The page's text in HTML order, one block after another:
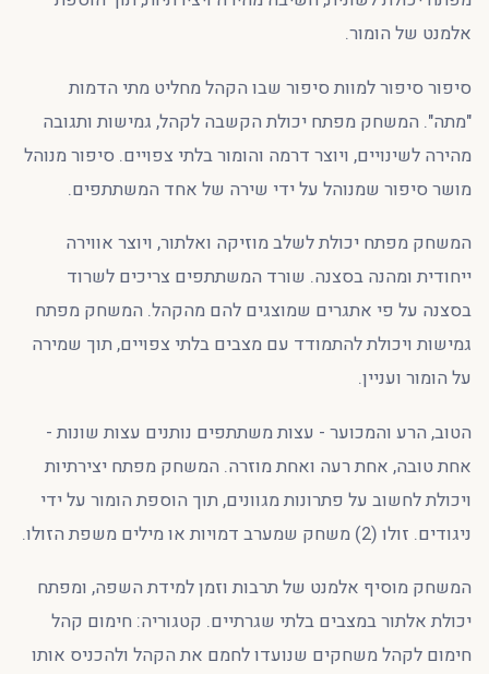
אלמנט של הומור.
סיפור סיפור למוות סיפור שבו הקהל מחליט מתי הדמות
"מתה". המשחק מפתח יכולת הקשבה לקהל, גמישות ותגובה
מהירה לשינויים, ויוצר דרמה והומור בלתי צפויים. סיפור מנוהל
מושר סיפור שמנוהל על ידי שירה של אחד המשתתפים.
המשחק מפתח יכולת לשלב מוזיקה ואלתור, ויוצר אווירה
ייחודית ומהנה בסצנה. שורד המשתתפים צריכים לשרוד
בסצנה על פי אתגרים שמוצגים להם מהקהל. המשחק מפתח
גמישות ויכולת להתמודד עם מצבים בלתי צפויים, תוך שמירה
על הומור ועניין.
הטוב, הרע והמכוער - עצות משתתפים נותנים עצות שונות -
אחת טובה, אחת רעה ואחת מוזרה. המשחק מפתח יצירתיות
ויכולת לחשוב על פתרונות מגוונים, תוך הוספת הומור על ידי
ניגודים. זולו (2) משחק שמערב דמויות או מילים משפת הזולו.
המשחק מוסיף אלמנט של תרבות וזמן למידת השפה, ומפתח
יכולת אלתור במצבים בלתי שגרתיים. קטגוריה: חימום קהל
חימום לקהל משחקים שנועדו לחמם את הקהל ולהכניס אותו